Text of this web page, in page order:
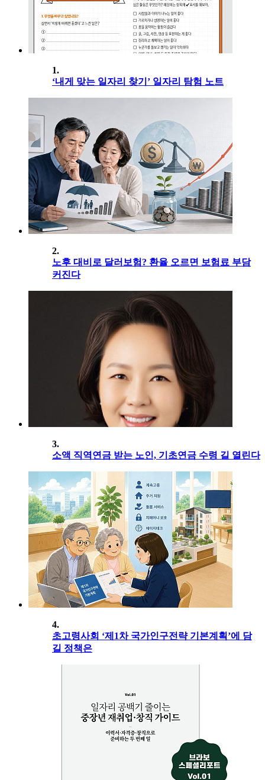
1.
‘내게 맞는 일자리 찾기’ 일자리 탐험 노트
2.
노후 대비로 달러보험? 환율 오르면 보험료 부담
커진다
3.
소액 직역연금 받는 노인, 기초연금 수령 길 열린다
4.
초고령사회 ‘제1차 국가인구전략 기본계획’에 담
길 정책은